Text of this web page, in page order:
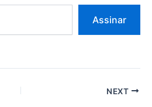
Assinar
NEXT